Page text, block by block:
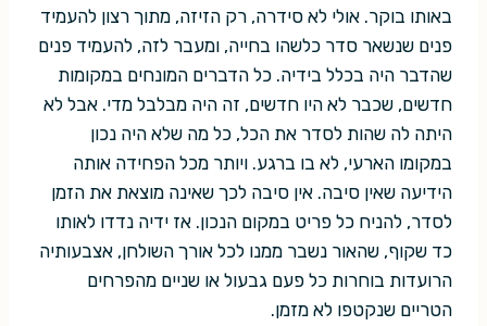
באותו בוקר. אולי לא סידרה, רק הזיזה, מתוך רצון להעמיד
פנים שנשאר סדר כלשהו בחייה, ומעבר לזה, להעמיד פנים
שהדבר היה בכלל בידיה. כל הדברים המונחים במקומות
חדשים, שכבר לא היו חדשים, זה היה מבלבל מדי. אבל לא
היתה לה שהות לסדר את הכל, כל מה שלא היה נכון
במקומו הארעי, לא בו ברגע. ויותר מכל הפחידה אותה
הידיעה שאין סיבה. אין סיבה לכך שאינה מוצאת את הזמן
לסדר, להניח כל פריט במקום הנכון. אז ידיה נדדו לאותו
כד שקוף, שהאור נשבר ממנו לכל אורך השולחן, אצבעותיה
הרועדות בוחרות כל פעם גבעול או שניים מהפרחים
הטריים שנקטפו לא מזמן.